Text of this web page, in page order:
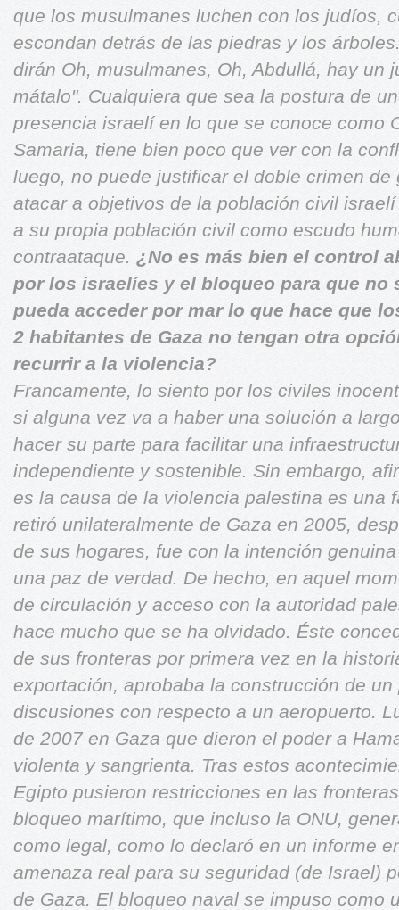
que los musulmanes luchen con los judíos,
escondan detrás de las piedras y los
dirán Oh, musulmanes, Oh, Abdullá, hay un
mátalo". Cualquiera que sea la postura de
presencia israelí en lo que se conoce como
Samaria, tiene bien poco que ver con la
luego, no puede justificar el doble crimen
atacar a objetivos de la población civil
a su propia población civil como escudo
contraataque. ¿No es más bien el control
por los israelíes y el bloqueo para que no
pueda acceder por mar lo que hace que
2 habitantes de Gaza no tengan otra
recurrir a la violencia?
Francamente, lo siento por los civiles
si alguna vez va a haber una solución a
hacer su parte para facilitar una
independiente y sostenible. Sin embargo,
es la causa de la violencia palestina es una
retiró unilateralmente de Gaza en 2005,
de sus hogares, fue con la intención
una paz de verdad. De hecho, en aquel
de circulación y acceso con la autoridad
hace mucho que se ha olvidado. Éste
de sus fronteras por primera vez en la
exportación, aprobaba la construcción de
discusiones con respecto a un aeropuerto.
de 2007 en Gaza que dieron el poder a
violenta y sangrienta. Tras estos
Egipto pusieron restricciones en las
bloqueo marítimo, que incluso la ONU,
como legal, como lo declaró en un informe
amenaza real para su seguridad (de Israel)
de Gaza. El bloqueo naval se impuso como